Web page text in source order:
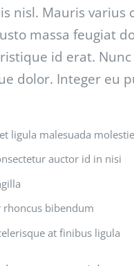
nisl. Mauris varius
massa feugiat
id erat.
dolor. Integer eu
ligula malesuada molestie
auctor id in nisi
bibendum
at finibus ligula